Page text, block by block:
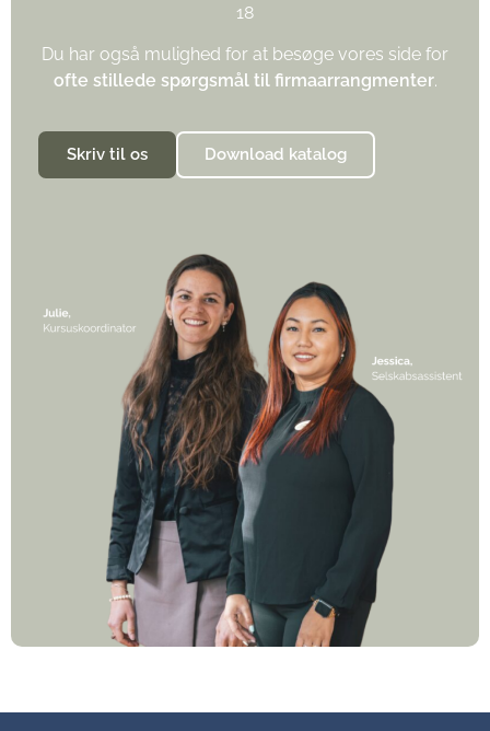
18
Du har også mulighed for at besøge vores side for
ofte stillede spørgsmål til firmaarrangmenter.
Skriv til os Download katalog